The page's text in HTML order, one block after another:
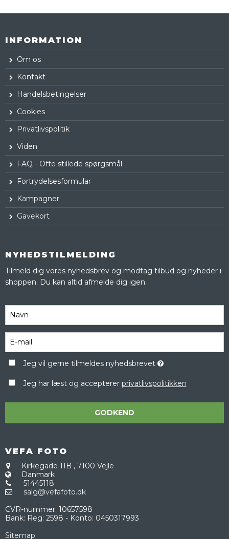
INFORMATION
Om os
Kontakt
Handelsbetingelser
Cookies
Privatlivspolitik
Viden
FAQ - Ofte stillede spørgsmål
Fortrydelsesformular
Kampagner
Gavekort
NYHEDSTILMELDING
Tilmeld dig vores nyhedsbrev og modtag tilbud og nyheder i
shoppen. Du kan altid afmelde dig igen.
Jeg vil gerne tilmeldes nyhedsbrevet
Jeg har læst og accepterer privatlivspolitikken
GODKEND
VEFA FOTO
Kirkegade 11B , 7100 Vejle
Danmark
51445118
salg@vefafoto.dk
CVR-nummer: 10657598
Bank: Reg: 2598 - Konto: 0450317993
Sitemap